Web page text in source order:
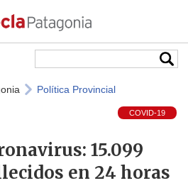
Política Provincial
COVID-19
15.099
en 24 horas